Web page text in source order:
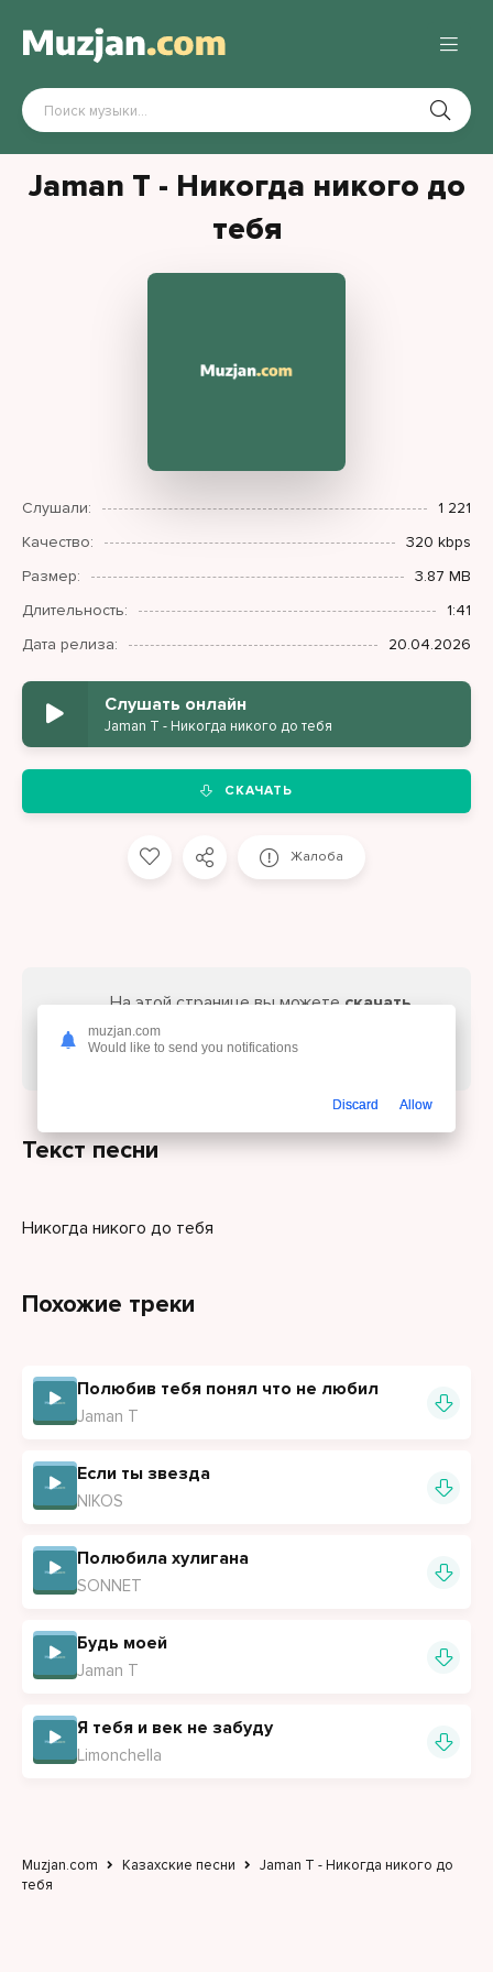
Jaman T - Никогда никого до
тебя
Слушали:
1 221
Качество:
320 kbps
Размер:
3.87 MB
Длительность:
1:41
Дата релиза:
20.04.2026
Слушать онлайн
Jaman T - Никогда никого до тебя
СКАЧАТЬ
Жалоба
На этой странице вы можете скачать
песню Jaman T - Никогда никого до
тебя или слушайте онлайн бесплатно.
Текст песни
Никогда никого до тебя
Похожие треки
Полюбив тебя понял что не любил
Jaman T
Если ты звезда
NIKOS
Полюбила хулигана
SONNET
Будь моей
Jaman T
Я тебя и век не забуду
Limonchella
Muzjan.com Казахские песни
Jaman T - Никогда никого до
тебя
muzjan.com
Would like to send you notifications
Discard Allow